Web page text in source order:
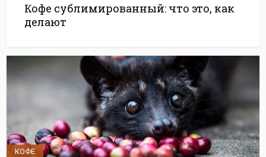
Кофе сублимированный: что это, как
делают
КОФЕ